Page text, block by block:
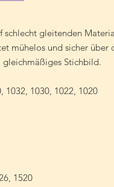
schlecht gleitenden
mühelos und sicher über
gleichmäßiges Stichbild.
1032, 1030, 1022, 1020
1520